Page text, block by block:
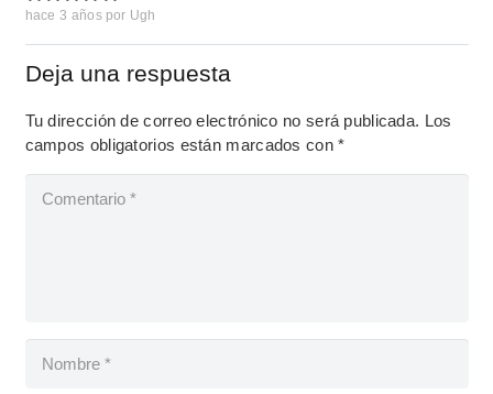
hace 3 años por Ugh
Deja una respuesta
Tu dirección de correo electrónico no será publicada. Los
campos obligatorios están marcados con*